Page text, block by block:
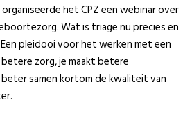
het CPZ een webinar over
Wat is triage nu precies en
pleidooi voor het werken met een
zorg, je maakt betere
samen kortom de kwaliteit van